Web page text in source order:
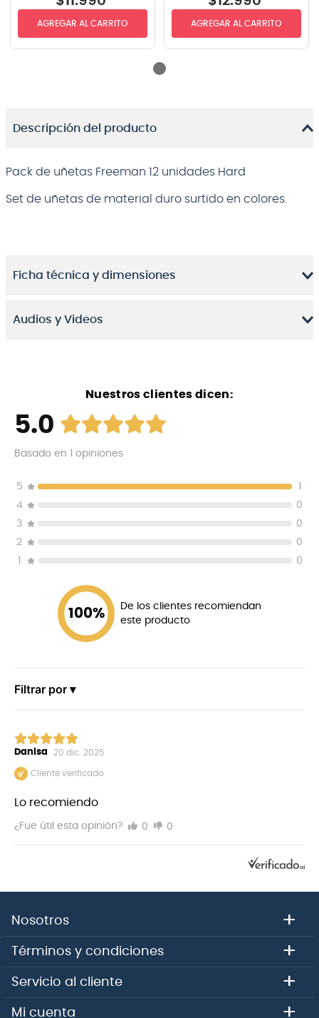
AGREGAR AL CARRITO AGREGAR AL CARRITO
Descripción del producto
Pack de uñetas Freeman 12 unidades Hard
Set de uñetas de material duro surtido en colores.
Ficha técnica y dimensiones
Audios y Videos
Nuestros clientes dicen:
5.0
Basado en opiniones
5
4
0
3
0
2
0
0
100%
De los clientes recomiendan
este producto
Filtrar por ▾
Danisa 20 dic. 2025
Cliente verificado
Lo recomiendo
¿Fue útil esta opinión? 0 0
Nosotros +
Términos y condiciones +
Servicio al cliente +
Mi cuenta +